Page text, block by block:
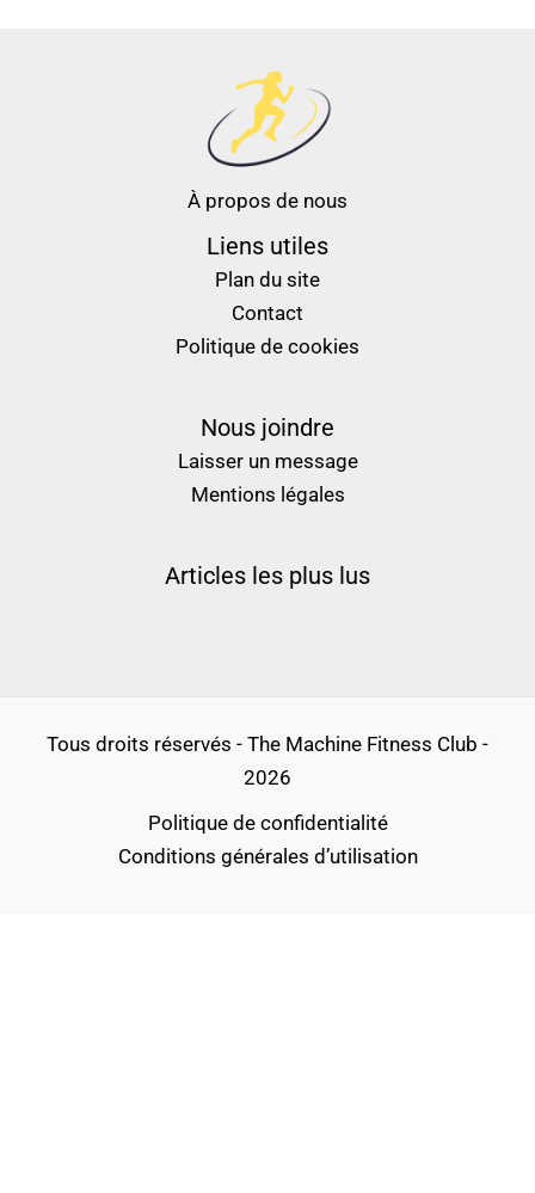
À propos de nous
Liens utiles
Plan du site
Contact
Politique de cookies
Nous joindre
Laisser un message
Mentions légales
Articles les plus lus
Tous droits réservés - The Machine Fitness Club -
2026
Politique de confidentialité
Conditions générales d’utilisation